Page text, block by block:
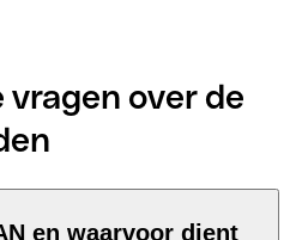
over de
en waarvoor dient